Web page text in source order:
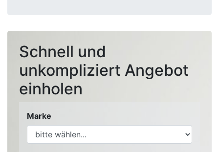
Schnell und
unkompliziert Angebot
einholen
Marke